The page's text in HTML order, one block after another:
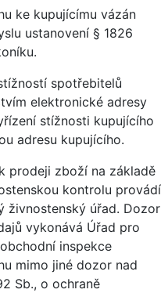
ke kupujícímu vázán
ustanovení § 1826
spotřebitelů
elektronické adresy
stížnosti kupujícího
adresu kupujícího.
zboží na základě
kontrolu provádí
živnostenský úřad. Dozor
vykonává Úřad pro
inspekce
mimo jiné dozor nad
Sb., o ochraně